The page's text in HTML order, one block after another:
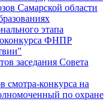
Самарской области
этапа
ФНПР
заседания Совета
смотра-конкурса на
по охране